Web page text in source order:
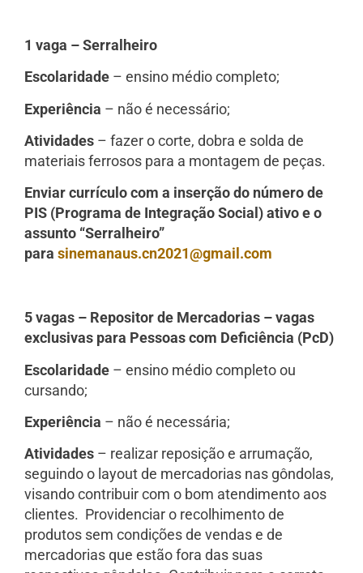
1 vaga – Serralheiro
Escolaridade – ensino médio completo;
Experiência – não é necessário;
Atividades – fazer o corte, dobra e solda de
materiais ferrosos para a montagem de peças.
Enviar currículo com a inserção do número de
PIS (Programa de Integração Social) ativo e o
assunto “Serralheiro”
para sinemanaus.cn2021@gmail.com
5 vagas – Repositor de Mercadorias – vagas
exclusivas para Pessoas com Deficiência (PcD)
Escolaridade – ensino médio completo ou
cursando;
Experiência – não é necessária;
Atividades – realizar reposição e arrumação,
seguindo o layout de mercadorias nas gôndolas,
visando contribuir com o bom atendimento aos
clientes. Providenciar o recolhimento de
produtos sem condições de vendas e de
mercadorias que estão fora das suas